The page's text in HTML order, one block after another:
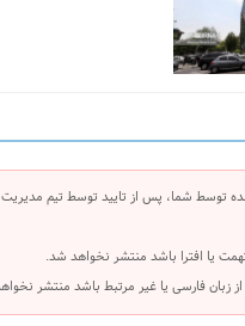
توسط شما، پس از تایید توسط تیم
یا افترا باشد منتشر نخواهد شد.
زبان فارسی یا غیر مرتبط باشد منتشر